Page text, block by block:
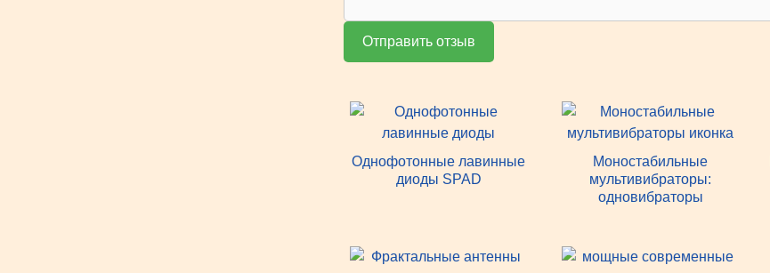
Отправить отзыв
Однофотонные лавинные
диоды SPAD
Моностабильные
мультивибраторы:
одновибраторы